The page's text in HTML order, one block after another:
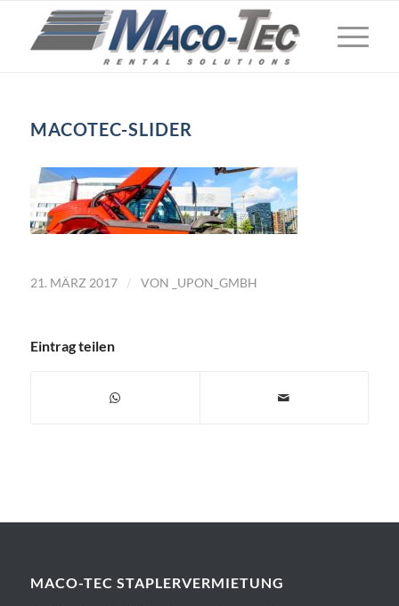
MACOTEC-SLIDER
21. MÄRZ 2017 / VON _UPON_GMBH
Eintrag teilen
MACO-TEC STAPLERVERMIETUNG